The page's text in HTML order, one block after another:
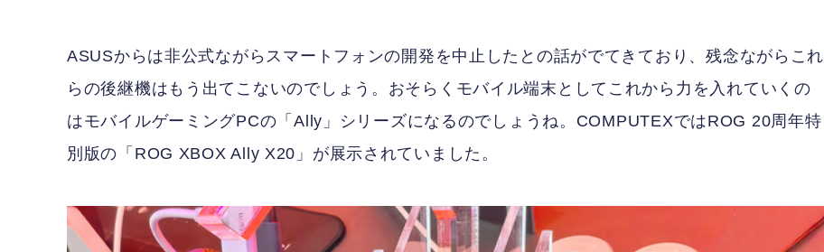
ASUSからは非公式ながらスマートフォンの開発を中止したとの話がでてきており、残念ながらこれ
らの後継機はもう出てこないのでしょう。おそらくモバイル端末としてこれから力を入れていくの
はモバイルゲーミングPCの「Ally」シリーズになるのでしょうね。COMPUTEXではROG 20周年特
別版の「ROG XBOX Ally X20」が展示されていました。